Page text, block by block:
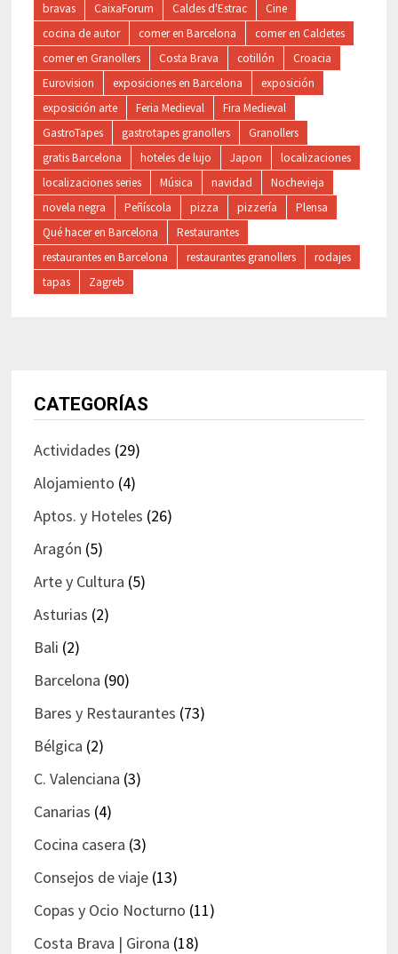
bravas CaixaForum Caldes d'Estrac
Cine
cocina de autor
comer en Barcelona
comer en Caldetes
comer en Granollers
Costa Brava cotillón
Croacia
Eurovision
exposiciones en Barcelona
exposición
exposición arte
Feria Medieval
Fira Medieval
GastroTapes
gastrotapes granollers
Granollers
gratis Barcelona
hoteles de lujo Japon
localizaciones
localizaciones series
Música navidad
Nochevieja
novela negra
Peñíscola pizza pizzería
Plensa
Qué hacer en Barcelona
Restaurantes
restaurantes en Barcelona
restaurantes granollers
rodajes
tapas
Zagreb
CATEGORÍAS
Actividades (29)
Alojamiento (4)
Aptos. y Hoteles (26)
Aragón (5)
Arte y Cultura (5)
Asturias (2)
Bali (2)
Barcelona (90)
Bares y Restaurantes (73)
Bélgica (2)
C. Valenciana (3)
Canarias (4)
Cocina casera (3)
Consejos de viaje(13)
Copas y Ocio Nocturno (11)
Costa Brava | Girona (18)